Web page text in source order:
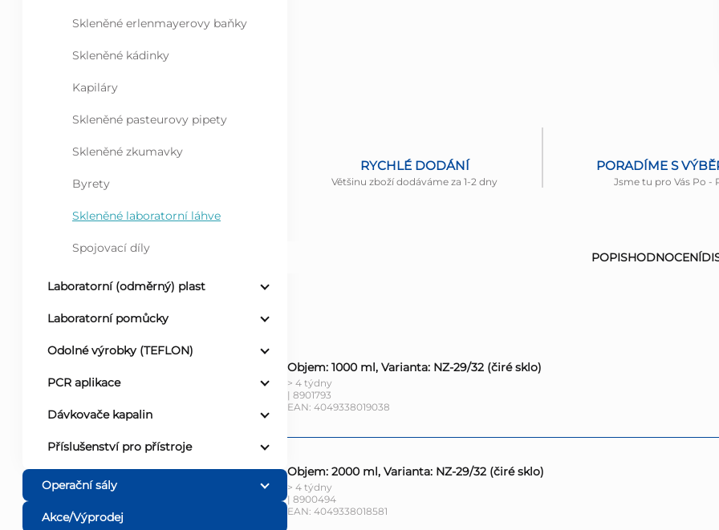
Skleněné erlenmayerovy baňky
Skleněné kádinky
Kapiláry
Skleněné pasteurovy pipety
Skleněné zkumavky
Byrety
Skleněné laboratorní láhve
Spojovací díly
Laboratorní (odměrný) plast
Laboratorní pomůcky
Odolné výrobky (TEFLON)
PCR aplikace
Dávkovače kapalin
Příslušenství pro přístroje
Operační sály
Akce/Výprodej
RYCHLÉ DODÁNÍ
Většinu zboží dodáváme za 1-2 dny
PORADÍME S
Jsme tu pro Vás Po -
POPISHODNOCENÍ
Objem: 1000 ml, Varianta: NZ-29/32 (čiré sklo)
> 4 týdny
| 8901793
EAN: 4049338019038
Objem: 2000 ml, Varianta: NZ-29/32 (čiré sklo)
> 4 týdny
| 8900494
EAN: 4049338018581